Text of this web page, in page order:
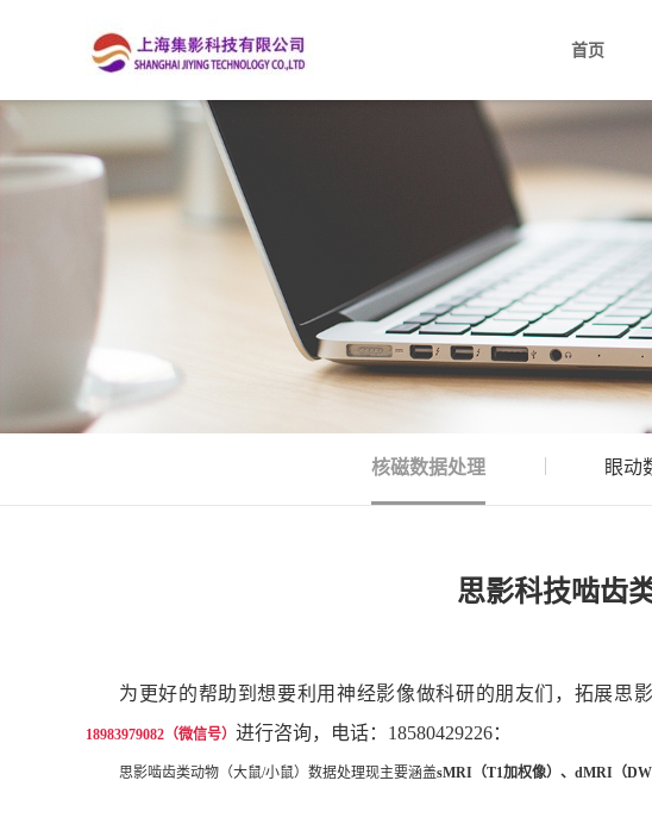
首页
核磁数据处理 眼动
思影科技啮齿
为更好的帮助到想要利用神经影像做科研的朋友们，拓展思
18983979082 （微信号） 进行咨询，电话： 18580429226：
思影啮齿类动物（大鼠/小鼠）数据处理现主要涵盖sMRI（T1加权像）、dMRI（